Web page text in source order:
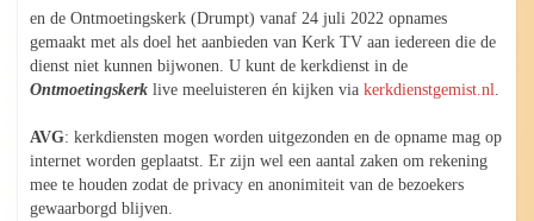
en de Ontmoetingskerk (Drumpt) vanaf 24 juli 2022 opnames
gemaakt met als doel het aanbieden van Kerk TV aan iedereen die de
dienst niet kunnen bijwonen. U kunt de kerkdienst in de
Ontmoetingskerklive meeluisteren én kijken viakerkdienstgemist.nl
AVG: kerkdiensten mogen worden uitgezonden en de opname mag op
internet worden geplaatst. Er zijn wel een aantal zaken om rekening
mee te houden zodat de privacy en anonimiteit van de bezoekers
gewaarborgd blijven.